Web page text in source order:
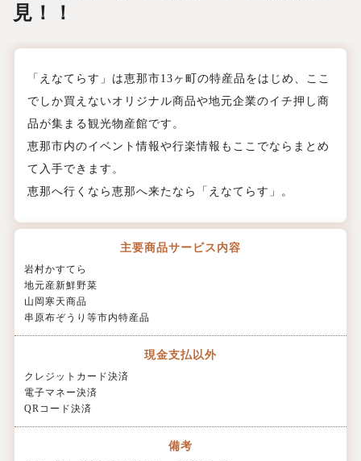
見！！
「えなてらす」は恵那市13ヶ町の特産品をはじめ、ここ
でしか買えないオリジナル商品や地元企業のイチ押し商
品が集まる観光物産館です。
恵那市内のイベント情報や行楽情報もここでならまとめ
て入手できます。
恵那へ行くなら恵那へ来たなら「えなてらす」。
主要商品サービス内容
岩村かすてら
地元産新鮮野菜
山岡寒天商品
串原布ぞうり等市内特産品
現金支払以外
クレジットカード決済
電子マネー決済
QRコード決済
備考